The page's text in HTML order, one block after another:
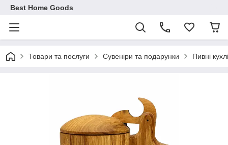
Best Home Goods
Товари та послуги Сувеніри та подарунки Пивні кухлі